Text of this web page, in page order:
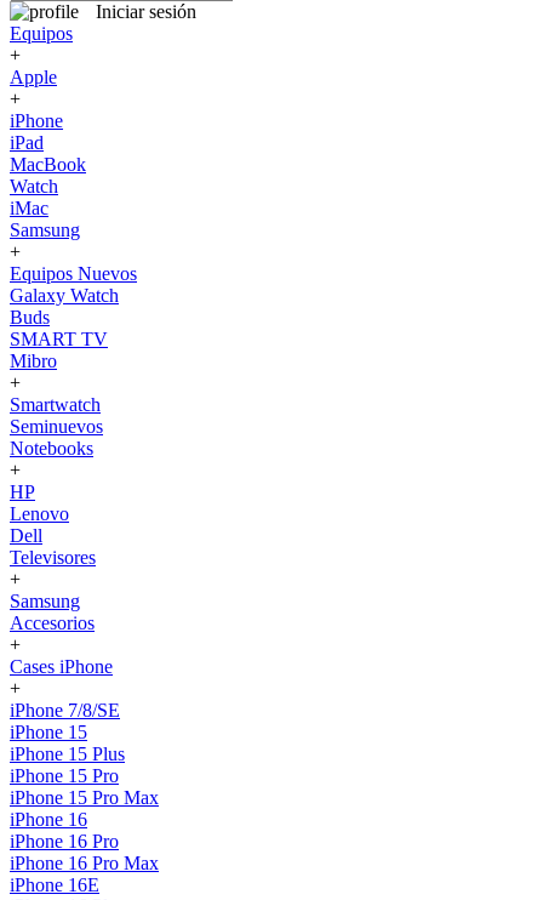
Iniciar sesión
Equipos
+
Apple
+
iPhone
iPad
MacBook
Watch
iMac
Samsung
+
Equipos Nuevos
Galaxy Watch
Buds
SMART TV
Mibro
+
Smartwatch
Seminuevos
Notebooks
+
HP
Lenovo
Dell
Televisores
+
Samsung
Accesorios
+
Cases iPhone
+
iPhone 7/8/SE
iPhone 15
iPhone 15 Plus
iPhone 15 Pro
iPhone 15 Pro Max
iPhone 16
iPhone 16 Pro
iPhone 16 Pro Max
iPhone 16E